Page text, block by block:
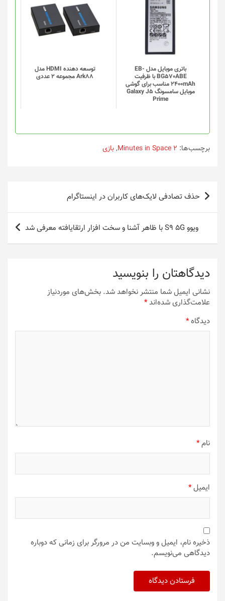
شوند
باتری موبایل مدل EB-
BG570ABE با ظرفیت
2400mAh مناسب برای گوشی
موبایل سامسونگ Galaxy J5
Prime
توسعه دهنده HDMI مدل
Ark88 مجموعه 2 عددی
برچسب‌ها: 2 Minutes in Space
,بازی
راهبری
نوشته
حذف تصادفی لایک‌های کاربران در اینستاگرام
ویوو S9 5G با ظاهر آشنا و سخت افزار ارتقایافته معرفی شد
دیدگاهتان را بنویسید
نشانی ایمیل شما منتشر نخواهد شد. بخش‌های موردنیاز
علامت‌گذاری شده‌اند*
دیدگاه*
نام*
ایمیل*
ذخیره نام، ایمیل و وبسایت من در مرورگر برای زمانی که دوباره
دیدگاهی می‌نویسم.